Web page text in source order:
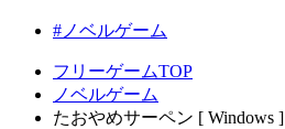
#ノベルゲーム
フリーゲームTOP
ノベルゲーム
たおやめサーペン [ Windows ]